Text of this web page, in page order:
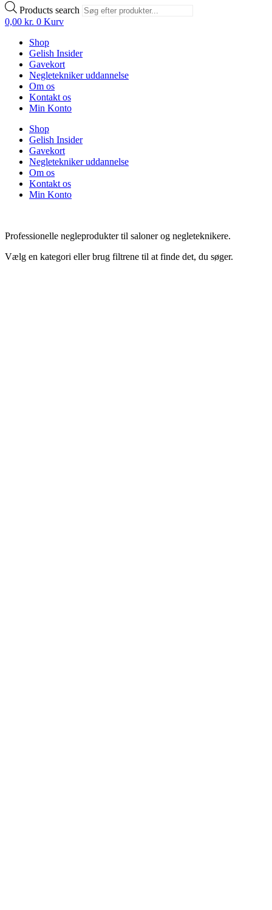
Products search
0,00 kr. 0 Kurv
Shop
Gelish Insider
Gavekort
Negletekniker uddannelse
Om os
Kontakt os
Min Konto
Shop
Gelish Insider
Gavekort
Negletekniker uddannelse
Om os
Kontakt os
Min Konto
Professionelle negleprodukter til saloner og negleteknikere.
Vælg en kategori eller brug filtrene til at finde det, du søger.